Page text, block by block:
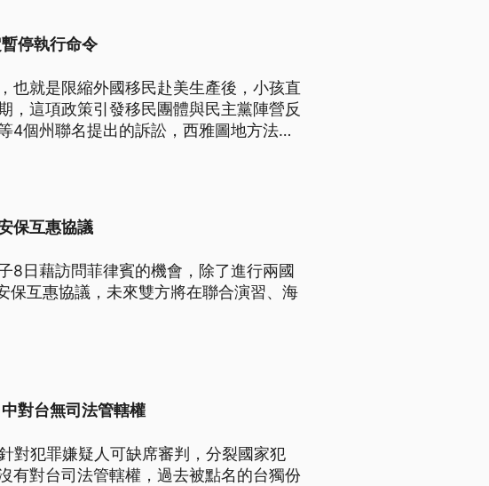
停執行命令
也就是限縮外國移民赴美生產後，小孩直
，這項政策引發移民團體與民主黨陣營反
4個州聯名提出的訴訟，西雅圖地方法院
保互惠協議
8日藉訪問菲律賓的機會，除了進行兩國
保互惠協議，未來雙方將在聯合演習、海
對台無司法管轄權
對犯罪嫌疑人可缺席審判，分裂國家犯
有對台司法管轄權，過去被點名的台獨份